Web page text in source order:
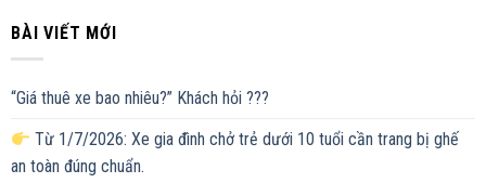
BÀI VIẾT MỚI
“Giá thuê xe bao nhiêu?” Khách hỏi ???
Từ 1/7/2026: Xe gia đình chở trẻ dưới 10 tuổi cần trang bị ghế
an toàn đúng chuẩn.